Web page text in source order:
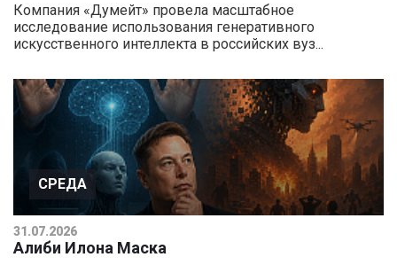
Компания «Думейт» провела масштабное
исследование использования генеративного
искусственного интеллекта в российских вуз...
СРЕДА
31.07.2026
Алиби Илона Маска